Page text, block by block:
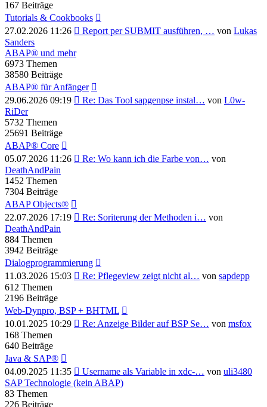
167 Beiträge
Tutorials & Cookbooks
27.02.2026 11:26
Neuester
Beitrag
Report per SUBMIT ausführen, … von Lukas
Sanders
ABAP® und mehr
6973 Themen
38580 Beiträge
ABAP® für Anfänger
29.06.2026 09:19
Neuester
Re: Das Tool sapgenpse instal… von L0w-
RiDer
5732 Themen
25691 Beiträge
ABAP® Core
05.07.2026 11:26
Neuester
Re: Wo kann ich die Farbe von… von
DeathAndPain
1452 Themen
7304 Beiträge
ABAP Objects®
22.07.2026 17:19
Neuester
Re: Soriterung der Methoden i… von
DeathAndPain
884 Themen
3942 Beiträge
Dialogprogrammierung
11.03.2026 15:03
Neuester
Re: Pflegeview zeigt nicht al… von sapdepp
612 Themen
2196 Beiträge
Web-Dynpro, BSP + BHTML
10.01.2025 10:29
Neuester
Re: Anzeige Bilder auf BSP Se… von msfox
168 Themen
640 Beiträge
Java & SAP®
04.09.2025 11:35
Neuester
Beitrag
Username als Variable in xdc-… von uli3480
SAP Technologie (kein ABAP)
83 Themen
226 Beiträge